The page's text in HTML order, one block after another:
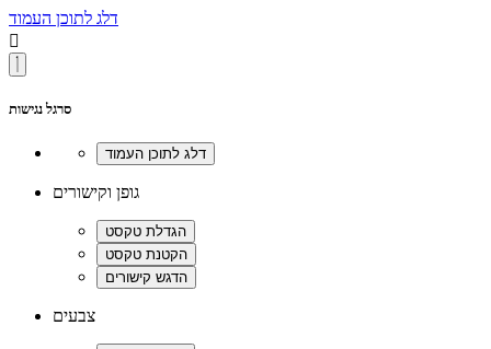
דלג לתוכן העמוד

סרגל נגישות
גופן וקישורים
צבעים